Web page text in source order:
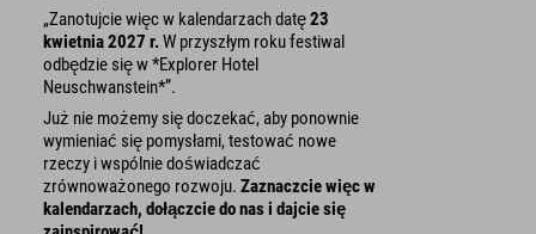
„Zanotujcie więc w kalendarzach datę23
kwietnia 2027 r.W przyszłym roku festiwal
odbędzie się w *Explorer Hotel
Neuschwanstein*”.
Już nie możemy się doczekać, aby ponownie
wymieniać się pomysłami, testować nowe
rzeczy i wspólnie doświadczać
zrównoważonego rozwoju. Zaznaczcie więc w
kalendarzach, dołączcie do nas i dajcie się